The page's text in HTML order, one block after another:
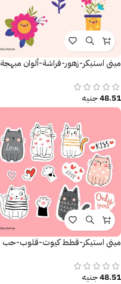
ميني استيكر-زهور-فراشة-ألوان مبهجة
48.51جنيه
ميني استيكر-قطط كيوت-قلوب-حب
48.51جنيه